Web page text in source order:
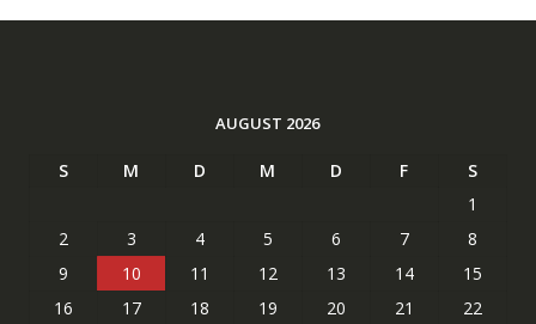
AUGUST 2026
S M D M D F
S
1
2
3 4 5 6 7
8
9
10 11 12 13 14
15
16
17 18 19 20 21
22